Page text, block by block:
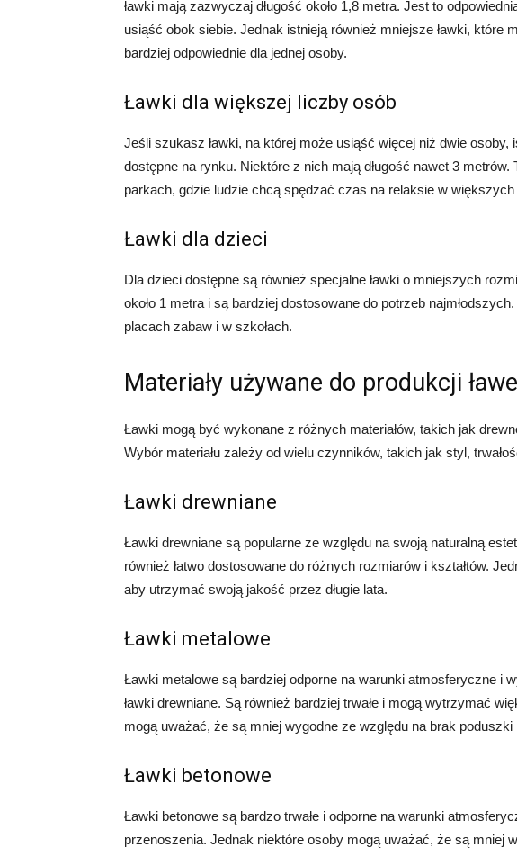
ławki mają zazwyczaj długość około 1,8 metra. Jest to
usiąść obok siebie. Jednak istnieją również mniejsze ławki, które
bardziej odpowiednie dla jednej osoby.
Ławki dla większej liczby osób
Jeśli szukasz ławki, na której może usiąść więcej niż dwie osoby,
dostępne na rynku. Niektóre z nich mają długość nawet 3 metrów.
parkach, gdzie ludzie chcą spędzać czas na relaksie w większych
Ławki dla dzieci
Dla dzieci dostępne są również specjalne ławki o mniejszych
około 1 metra i są bardziej dostosowane do potrzeb
placach zabaw i w szkołach.
Materiały używane do produkcji
Ławki mogą być wykonane z różnych materiałów, takich jak
Wybór materiału zależy od wielu czynników, takich jak styl,
Ławki drewniane
Ławki drewniane są popularne ze względu na swoją naturalną
również łatwo dostosowane do różnych rozmiarów i kształtów.
aby utrzymać swoją jakość przez długie lata.
Ławki metalowe
Ławki metalowe są bardziej odporne na warunki atmosferyczne i
ławki drewniane. Są również bardziej trwałe i mogą wytrzymać
mogą uważać, że są mniej wygodne ze względu na brak poduszki
Ławki betonowe
Ławki betonowe są bardzo trwałe i odporne na warunki
przenoszenia. Jednak niektóre osoby mogą uważać, że są mniej